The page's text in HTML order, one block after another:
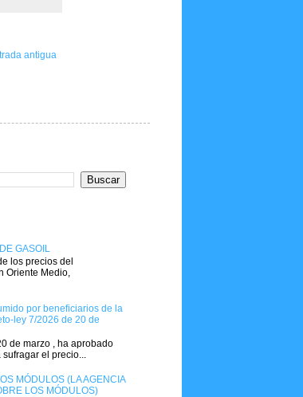
antigua
GASOIL
los precios del
Oriente Medio,
por beneficiarios de la
ley 7/2026 de 20 de
de marzo , ha aprobado
el precio...
MÓDULOS (LA AGENCIA
LOS MÓDULOS)